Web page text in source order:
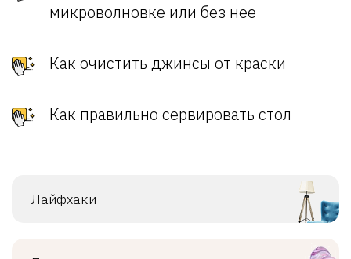
микроволновке или без нее
Как очистить джинсы от краски
Как правильно сервировать стол
Лайфхаки